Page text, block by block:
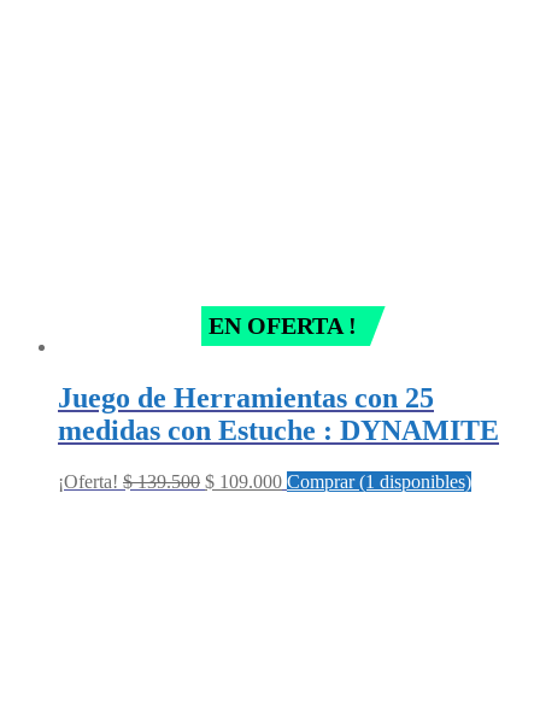
EN OFERTA !
Juego de Herramientas con 25
medidas con Estuche : DYNAMITE
¡Oferta! $139.500 Original
$ 109.000Current
Comprar (1 disponibles)